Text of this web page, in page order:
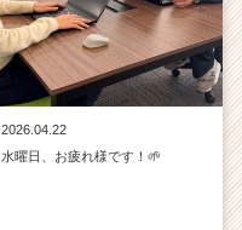
2026.04.22
水曜日、お疲れ様です！🌱